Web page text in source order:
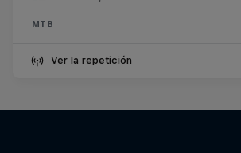
MTB
Ver la repetición